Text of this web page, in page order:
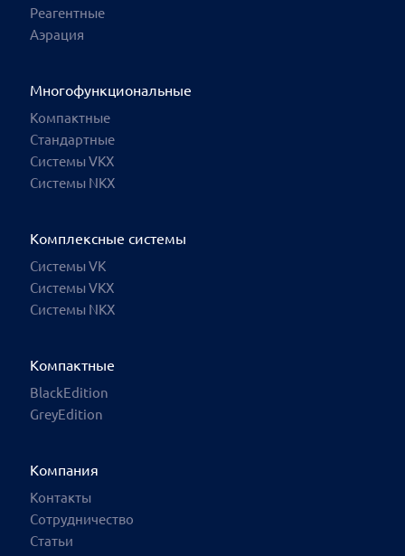
Великий Новгород
Реагентные
Аэрация
Комплексные системы
Системы VK
Системы VKX
Системы NKX
Компактные
BlackEdition
GreyEdition
Многофункциональные
Компактные
Стандартные
Системы VKX
Системы NKX
Компания
Контакты
Сотрудничество
Статьи